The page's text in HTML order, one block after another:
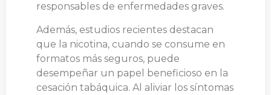
responsables de enfermedades graves.
Además, estudios recientes destacan
que la nicotina, cuando se consume en
formatos más seguros, puede
desempeñar un papel beneficioso en la
cesación tabáquica. Al aliviar los síntomas